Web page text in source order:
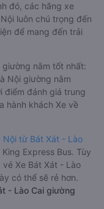
đó, các hãng xe
luôn chú trọng đến
để mang đến trải
giường nằm tốt nhất:
Nội giường nằm
điểm đánh giá trung
hành khách Xe về
từ Bát Xát - Lào
Express Bus. Tùy
Xe Bát Xát - Lào
có thể sẽ rẻ hơn.
- Lào Cai giường